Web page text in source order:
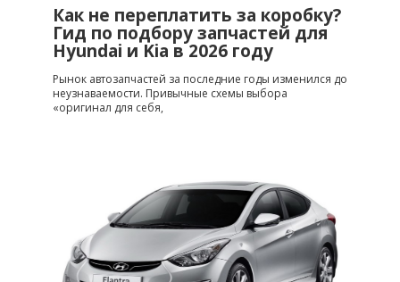
Как не переплатить за коробку?
Гид по подбору запчастей для
Hyundai и Kia в 2026 году
Рынок автозапчастей за последние годы изменился до
неузнаваемости. Привычные схемы выбора
«оригинал для себя,